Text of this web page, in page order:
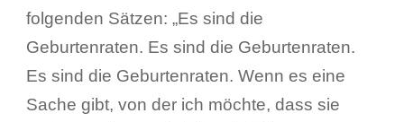
folgenden Sätzen: „Es sind die
Geburtenraten. Es sind die Geburtenraten.
Es sind die Geburtenraten. Wenn es eine
Sache gibt, von der ich möchte, dass sie